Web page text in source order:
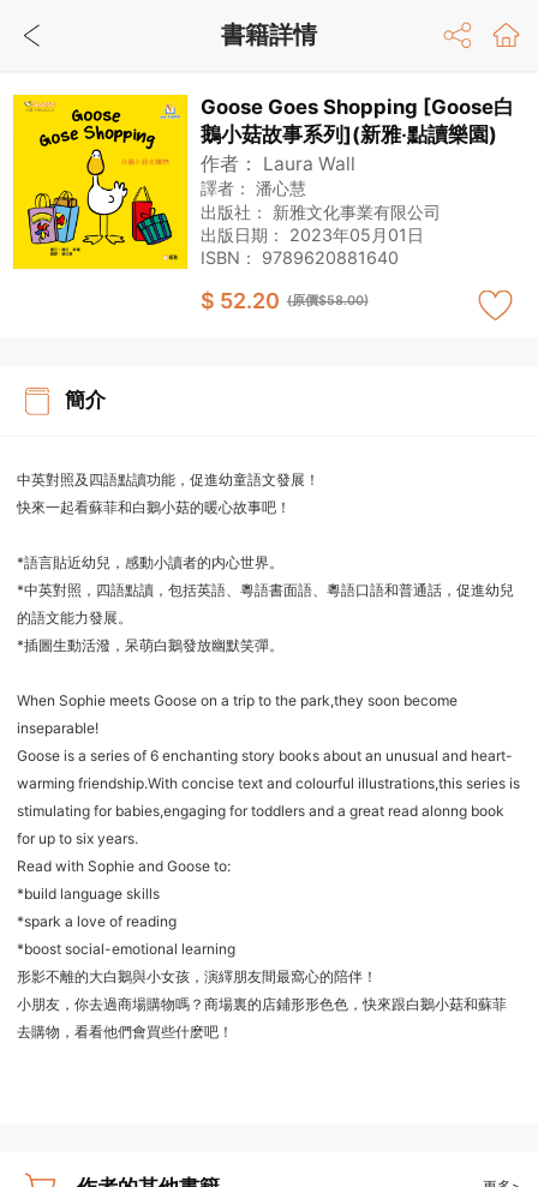
Goose Goes Shopping [Goose白
鵝小菇故事系列](新雅‧點讀樂園)
作者： Laura Wall
譯者： 潘心慧
出版社： 新雅文化事業有限公司
出版日期： 2023年05月01日
ISBN： 9789620881640
$ 52.20 (原價$58.00)
簡介
中英對照及四語點讀功能，促進幼童語文發展！
快來一起看蘇菲和白鵝小菇的暖心故事吧！
*語言貼近幼兒，感動小讀者的内心世界。
*中英對照，四語點讀，包括英語、粵語書面語、粵語口語和普通話，促進幼兒
的語文能力發展。
*插圖生動活潑，呆萌白鵝發放幽默笑彈。
When Sophie meets Goose on a trip to the park,they soon become
inseparable!
Goose is a series of 6 enchanting story books about an unusual and heart-
warming friendship.With concise text and colourful illustrations,this series is
stimulating for babies,engaging for toddlers and a great read alonng book
for up to six years.
Read with Sophie and Goose to:
*build language skills
*spark a love of reading
*boost social-emotional learning
形影不離的大白鵝與小女孩，演繹朋友間最窩心的陪伴！
小朋友，你去過商場購物嗎？商場裏的店鋪形形色色，快來跟白鵝小菇和蘇菲
去購物，看看他們會買些什麽吧！
書籍詳情